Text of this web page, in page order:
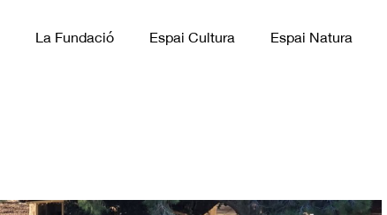
La Fundació Espai Cultura Espai Natura